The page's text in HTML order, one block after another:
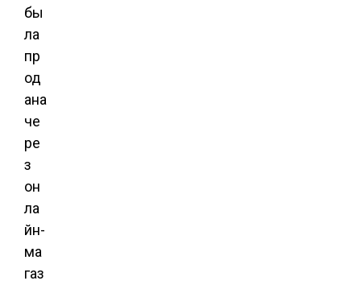
бы
ла
пр
од
ана
че
ре
з
он
ла
йн-
ма
газ